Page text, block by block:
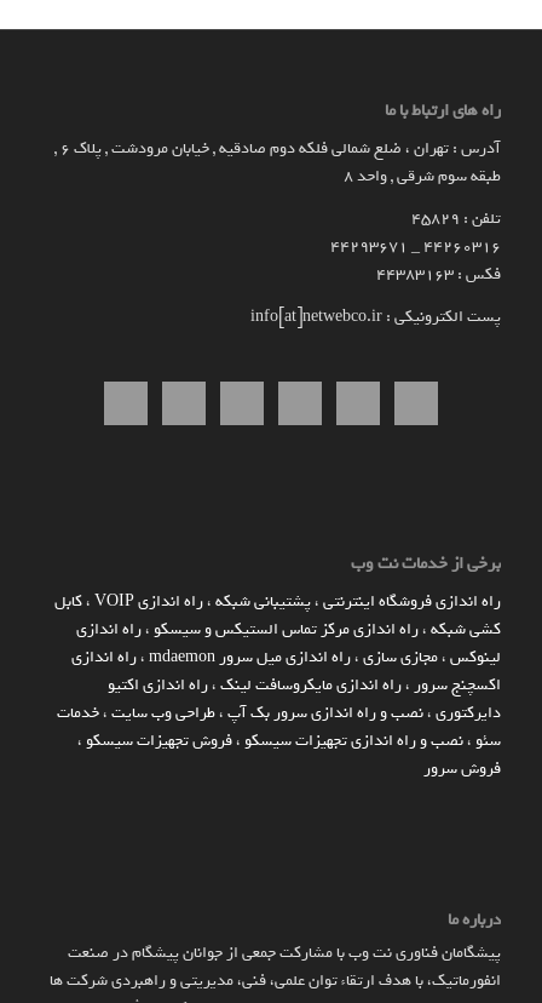
راه های ارتباط با ما
آدرس : تهران ، ضلع شمالی فلکه دوم صادقیه , خیابان مرودشت , پلاک ۶ ,
طبقه سوم شرقی , واحد ۸
تلفن : 45829
۴۴۲۶۰۳۱۶ _ 44293671
فکس : 44383163
پست الکترونیکی : info[at]netwebco.ir
برخی از خدمات نت وب
راه اندازي فروشگاه اينترنتي،پشتیبانی شبکه،راه اندازی VOIP ،کابل
کشی شبکه،راه اندازی مرکز تماس الستیکس و سیسکو ،راه اندازی
لینوکس،مجازی سازی،راه اندازی میل سرور mdaemon ،راه اندازی
اکسچنج سرور ،راه اندازی مایکروسافت لینک،راه اندازی اکتیو
دایرکتوری،نصب و راه اندازی سرور بک آپ،طراحی وب سایت،خدمات
سئو ،نصب و راه اندازی تجهیزات سیسکو ،فروش تجهیزات سیسکو ،
فروش سرور
درباره ما
پیشگامان فناوری نت وب با مشارکت جمعی از جوانان پیشگام در صنعت
انفورماتیک، با هدف ارتقاء توان علمی، فنی، مدیریتی و راهبردی شرکت ها